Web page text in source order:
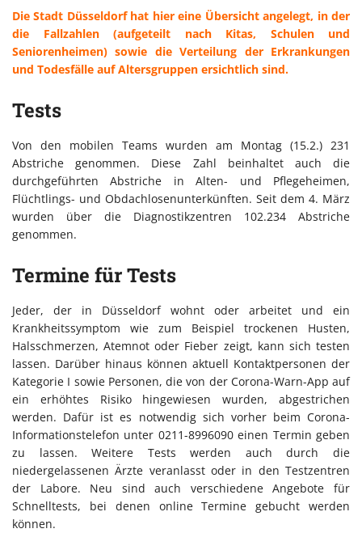
Die Stadt Düsseldorf hat hier eine Übersicht angelegt, in der
die Fallzahlen (aufgeteilt nach Kitas, Schulen und
Seniorenheimen) sowie die Verteilung der Erkrankungen
und Todesfälle auf Altersgruppen ersichtlich sind.
Tests
Von den mobilen Teams wurden am Montag (15.2.) 231
Abstriche genommen. Diese Zahl beinhaltet auch die
durchgeführten Abstriche in Alten- und Pflegeheimen,
Flüchtlings- und Obdachlosenunterkünften. Seit dem 4. März
wurden über die Diagnostikzentren 102.234 Abstriche
genommen.
Termine für Tests
Jeder, der in Düsseldorf wohnt oder arbeitet und ein
Krankheitssymptom wie zum Beispiel trockenen Husten,
Halsschmerzen, Atemnot oder Fieber zeigt, kann sich testen
lassen. Darüber hinaus können aktuell Kontaktpersonen der
Kategorie I sowie Personen, die von der Corona-Warn-App auf
ein erhöhtes Risiko hingewiesen wurden, abgestrichen
werden. Dafür ist es notwendig sich vorher beim Corona-
Informationstelefon unter 0211-8996090 einen Termin geben
zu lassen. Weitere Tests werden auch durch die
niedergelassenen Ärzte veranlasst oder in den Testzentren
der Labore. Neu sind auch verschiedene Angebote für
Schnelltests, bei denen online Termine gebucht werden
können.